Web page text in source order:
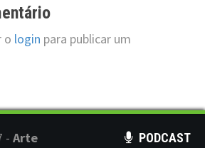
o login para publicar um
- Arte
PODCAST